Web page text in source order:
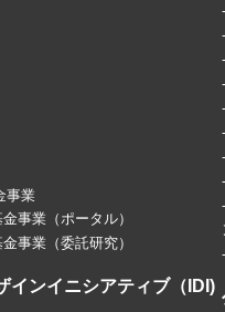
事業
事業（ポータル）
事業（委託研究）
インイニシアティブ（IDI)